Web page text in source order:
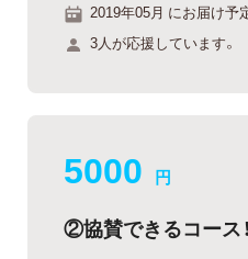
2019年05月 にお届け予
3人が応援しています。
5000 円
②協賛できるコース